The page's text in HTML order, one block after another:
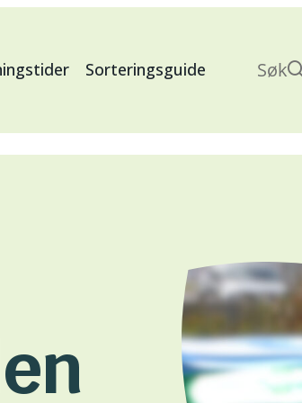
Sorteringsguide
Søk